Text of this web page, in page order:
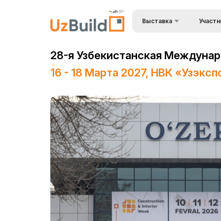
Выставка
Список участников
Деловая программа
Официальная поддержка
Режим работы выставки
Информационная
поддержка
Станьте
Состав
въезда
Режим
28-я Узбекистанская
16 - 18 Марта 2027, НВК